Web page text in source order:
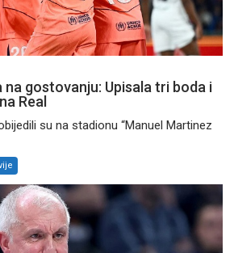
na gostovanju: Upisala tri boda i
Real
su na stadionu “Manuel Martinez